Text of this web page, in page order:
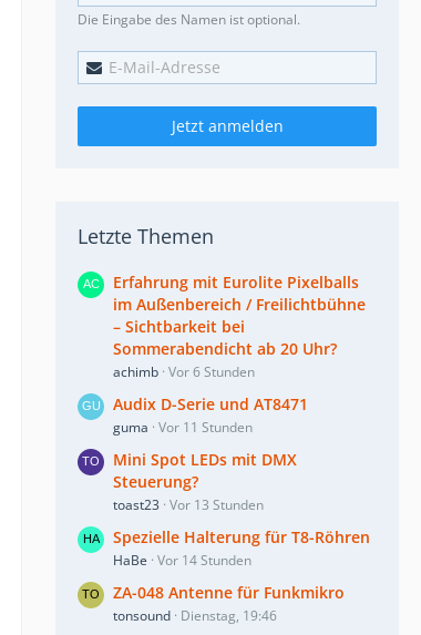
Die Eingabe des Namen ist optional.
Jetzt anmelden
Letzte Themen
Erfahrung mit Eurolite Pixelballs
im Außenbereich / Freilichtbühne
– Sichtbarkeit bei
Sommerabendicht ab 20 Uhr?
achimb Vor 6 Stunden
Audix D-Serie und AT8471
guma Vor 11 Stunden
Mini Spot LEDs mit DMX
Steuerung?
toast23 Vor 13 Stunden
Spezielle Halterung für T8-Röhren
HaBe Vor 14 Stunden
ZA-048 Antenne für Funkmikro
tonsound Dienstag, 19:46